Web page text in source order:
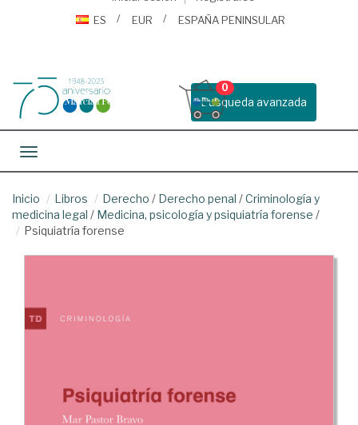
ES
EUR ESPAÑA PENINSULAR
Busqueda avanzada
0
Toggle navigation
Inicio Libros Derecho / Derecho penal /Criminología y
medicina legal / Medicina, psicología y psiquiatría forense /
Psiquiatría forense